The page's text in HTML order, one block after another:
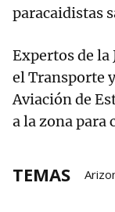
paracaidistas
Expertos de la
el Transporte
Aviación de
a la zona para
TEMAS